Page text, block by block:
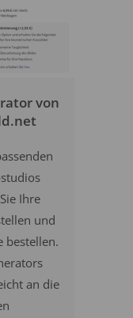
von
Ihre
und
bestellen.
an die